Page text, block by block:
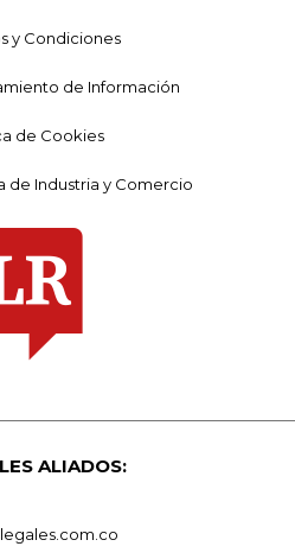
y Condiciones
de Información
de Cookies
de Industria y Comercio
ALIADOS: